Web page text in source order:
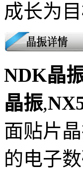
成长为
NDK晶
晶振,
面贴片
的电子